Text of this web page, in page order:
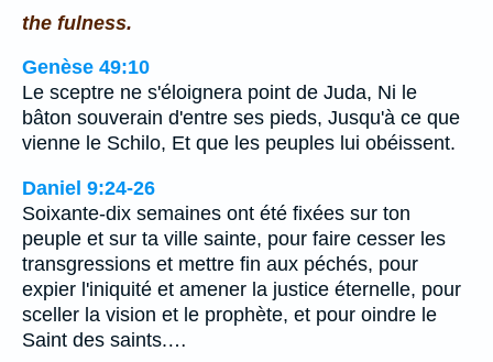
the fulness.
Genèse 49:10
Le sceptre ne s'éloignera point de Juda, Ni le
bâton souverain d'entre ses pieds, Jusqu'à ce que
vienne le Schilo, Et que les peuples lui obéissent.
Daniel 9:24-26
Soixante-dix semaines ont été fixées sur ton
peuple et sur ta ville sainte, pour faire cesser les
transgressions et mettre fin aux péchés, pour
expier l'iniquité et amener la justice éternelle, pour
sceller la vision et le prophète, et pour oindre le
Saint des saints.…